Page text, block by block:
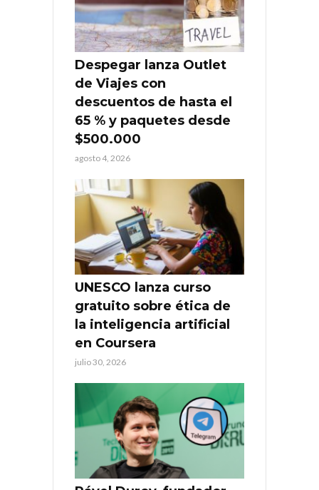
Despegar lanza Outlet
de Viajes con
descuentos de hasta el
65 % y paquetes desde
$500.000
agosto 4, 2026
UNESCO lanza curso
gratuito sobre ética de
la inteligencia artificial
en Coursera
julio 30, 2026